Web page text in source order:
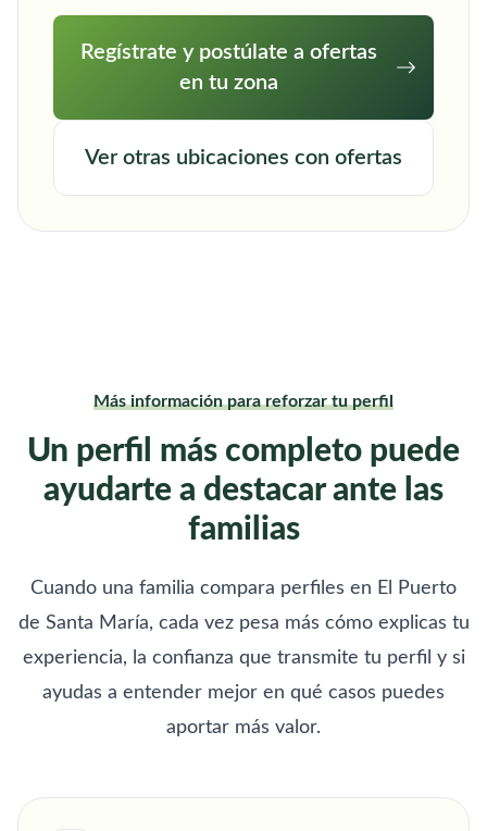
Regístrate y postúlate a ofertas
en tu zona
Ver otras ubicaciones con ofertas
Más información para reforzar tu perfil
Un perfil más completo puede
ayudarte a destacar ante las
familias
Cuando una familia compara perfiles en El Puerto
de Santa María, cada vez pesa más cómo explicas tu
experiencia, la confianza que transmite tu perfil y si
ayudas a entender mejor en qué casos puedes
aportar más valor.